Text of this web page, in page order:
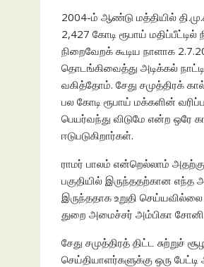
2004-ம் ஆண்டு மத்தியில்
2,427 கோடி ரூபாய்
நிறைவேறக் கூடிய நாளாக
தொடங்கிவைத்து அடிக்கல்
வகித்தோம். சேது சமுத்திரக்
பல கோடி ரூபாய் மக்களின்
பெயர்வந்து விடுமே என்ற ஒரே
ஈடுபடுகிறார்கள்.
ராமர் பாலம் என்றெல்லாம் அதற்கு
பகுதியில் இருந்ததற்கான
இருந்ததாக உறுதி
துறை அமைச்சர் அம்பிகா சோனி
சேது சமுத்திரத் திட்ட
செய்தியாளர்களுக்கு ஒரு